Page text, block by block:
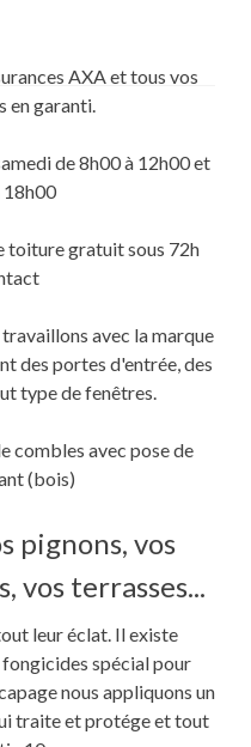
AXA et tous vos
en garanti.
de 8h00 à 12h00 et
18h00
toiture gratuit sous 72h
avec la marque
des portes d'entrée, des
type de fenêtres.
combles avec pose de
(bois)
pignons, vos
vos terrasses...
leur éclat. Il existe
spécial pour
nous appliquons un
traite et protége et tout